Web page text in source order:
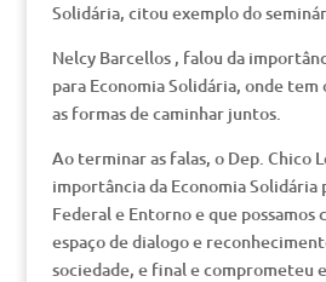
Solidária, citou exemplo do
Nelcy Barcellos , falou da
para Economia Solidária, onde
as formas de caminhar juntos.
Ao terminar as falas, o Dep. Chico
importância da Economia
Federal e Entorno e que
espaço de dialogo e
sociedade, e final e comprometeu